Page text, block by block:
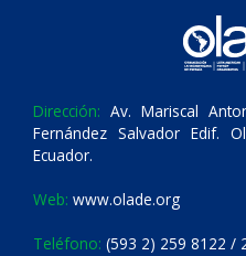
Dirección: Av. Mariscal
Fernández Salvador Edif.
Ecuador.
Web: www.olade.org
Teléfono: (593 2) 259 8122 /